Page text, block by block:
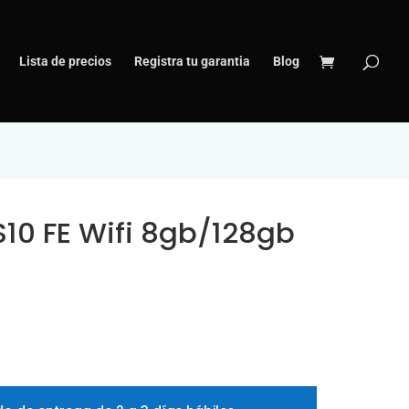
Lista de precios Registra tu garantia Blog
FE Wifi 8gb/128gb